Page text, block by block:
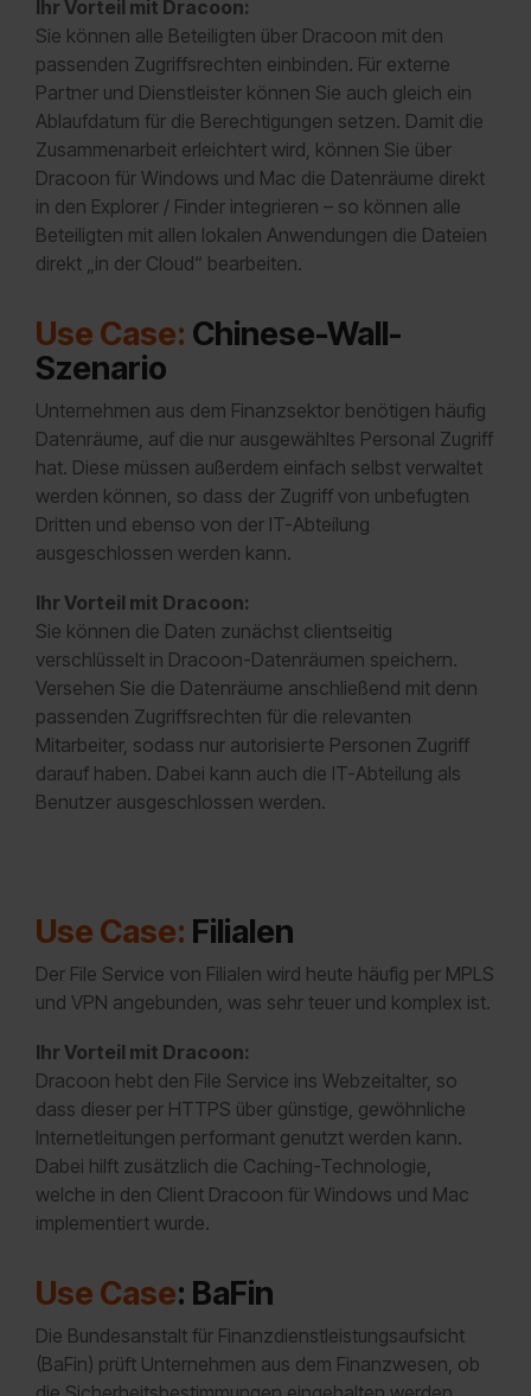
Ihr Vorteil mit Dracoon:
Sie können alle Beteiligten über Dracoon mit den
passenden Zugriffsrechten einbinden. Für externe
Partner und Dienstleister können Sie auch gleich ein
Ablaufdatum für die Berechtigungen setzen. Damit die
Zusammenarbeit erleichtert wird, können Sie über
Dracoon für Windows und Mac die Datenräume direkt
in den Explorer / Finder integrieren – so können alle
Beteiligten mit allen lokalen Anwendungen die Dateien
direkt „in der Cloud“ bearbeiten.
Use Case: Chinese-Wall-
Szenario
Unternehmen aus dem Finanzsektor benötigen häufig
Datenräume, auf die nur ausgewähltes Personal Zugriff
hat. Diese müssen außerdem einfach selbst verwaltet
werden können, so dass der Zugriff von unbefugten
Dritten und ebenso von der IT-Abteilung
ausgeschlossen werden kann.
Ihr Vorteil mit Dracoon:
Sie können die Daten zunächst clientseitig
verschlüsselt in Dracoon-Datenräumen speichern.
Versehen Sie die Datenräume anschließend mit denn
passenden Zugriffsrechten für die relevanten
Mitarbeiter, sodass nur autorisierte Personen Zugriff
darauf haben. Dabei kann auch die IT-Abteilung als
Benutzer ausgeschlossen werden.
Use Case: Filialen
Der File Service von Filialen wird heute häufig per MPLS
und VPN angebunden, was sehr teuer und komplex ist.
Ihr Vorteil mit Dracoon:
Dracoon hebt den File Service ins Webzeit­alter, so
dass dieser per HTTPS über günstige, gewöhnliche
Internet­leitungen performant genutzt werden kann.
Dabei hilft zusätzlich die Caching-Technologie,
welche in den Client Dracoon für Windows und Mac
implementiert wurde.
Use Case: BaFin
Die Bundesanstalt für Finanzdienstleistungsaufsicht
(BaFin) prüft Unternehmen aus dem Finanzwesen, ob